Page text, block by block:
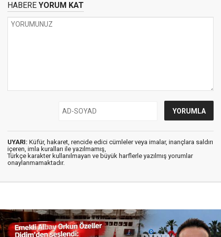
HABERE YORUM KAT
UYARI: Küfür, hakaret, rencide edici cümleler veya imalar, inançlara saldırı
içeren, imla kuralları ile yazılmamış,
Türkçe karakter kullanılmayan ve büyük harflerle yazılmış yorumlar
onaylanmamaktadır.